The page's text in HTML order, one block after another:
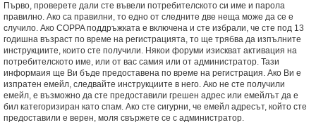
Първо, проверете дали сте въвели потребителското си име и парола
правилно. Ако са правилни, то едно от следните две неща може да се е
случило. Ако COPPA поддръжката е включена и сте избрали, че сте под 13
годишна възраст по време на регистрацията, то ще трябва да изпълните
инструкциите, които сте получили. Някои форуми изискват активация на
потребителското име, или от вас самия или от администратор. Тази
информаия ще Ви бъде предоставена по време на регистрация. Ако Ви е
изпратен емейл, следвайте инструкциите в него. Ако не сте получили
емейл, е възможно да сте предоставили грешен адрес или емейлът да е
бил категоризиран като спам. Ако сте сигурни, че емейл адресът, който сте
предоставили е верен, моля свържете се с администратор.